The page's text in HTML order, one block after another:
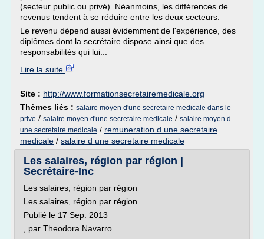
(secteur public ou privé). Néanmoins, les différences de
revenus tendent à se réduire entre les deux secteurs.
Le revenu dépend aussi évidemment de l'expérience, des
diplômes dont la secrétaire dispose ainsi que des
responsabilités qui lui...
Lire la suite
Site : http://www.formationsecretairemedicale.org
Thèmes liés : salaire moyen d'une secretaire medicale dans le
prive / salaire moyen d'une secretaire medicale / salaire moyen d
une secretaire medicale / remuneration d une secretaire
medicale / salaire d une secretaire medicale
Les salaires, région par région |
Secrétaire-Inc
Les salaires, région par région
Les salaires, région par région
Publié le 17 Sep. 2013
, par Theodora Navarro.